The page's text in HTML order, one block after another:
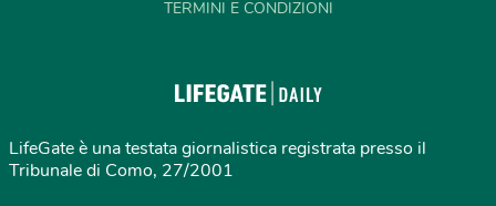
TERMINI E CONDIZIONI
LifeGate è una testata giornalistica registrata presso il
Tribunale di Como, 27/2001